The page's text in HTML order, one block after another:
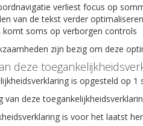
verliest focus op
van de tekst verder optimaliseren
komt soms op verborgen controls
zijn bezig om deze
deze
is opgesteld op 1
van deze
is voor het laatst